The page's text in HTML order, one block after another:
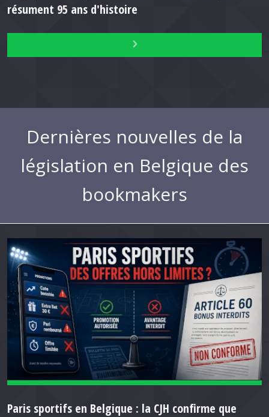
résument 95 ans d'histoire
Dernières nouvelles de la
législation en Belgique des
bookmakers
Paris sportifs en Belgique : la CJH confirme que